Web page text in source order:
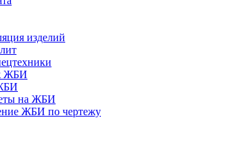
изделий
ЖБИ
на ЖБИ
ЖБИ по чертежу